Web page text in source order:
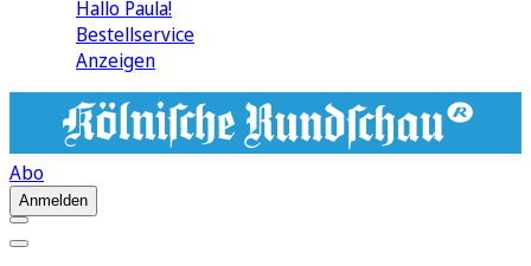
Hallo Paula!
Bestellservice
Anzeigen
Abo
Anmelden